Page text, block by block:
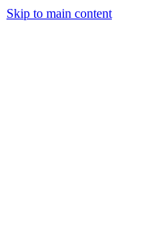
Skip to main content